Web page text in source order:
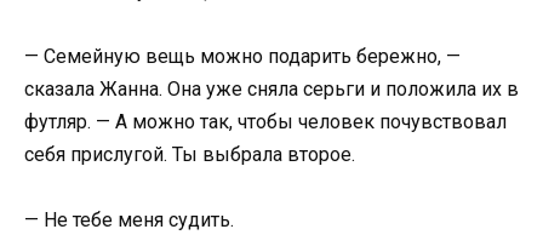
— Семейную вещь можно подарить бережно, —
сказала Жанна. Она уже сняла серьги и положила их в
футляр. — А можно так, чтобы человек почувствовал
себя прислугой. Ты выбрала второе.
— Не тебе меня судить.